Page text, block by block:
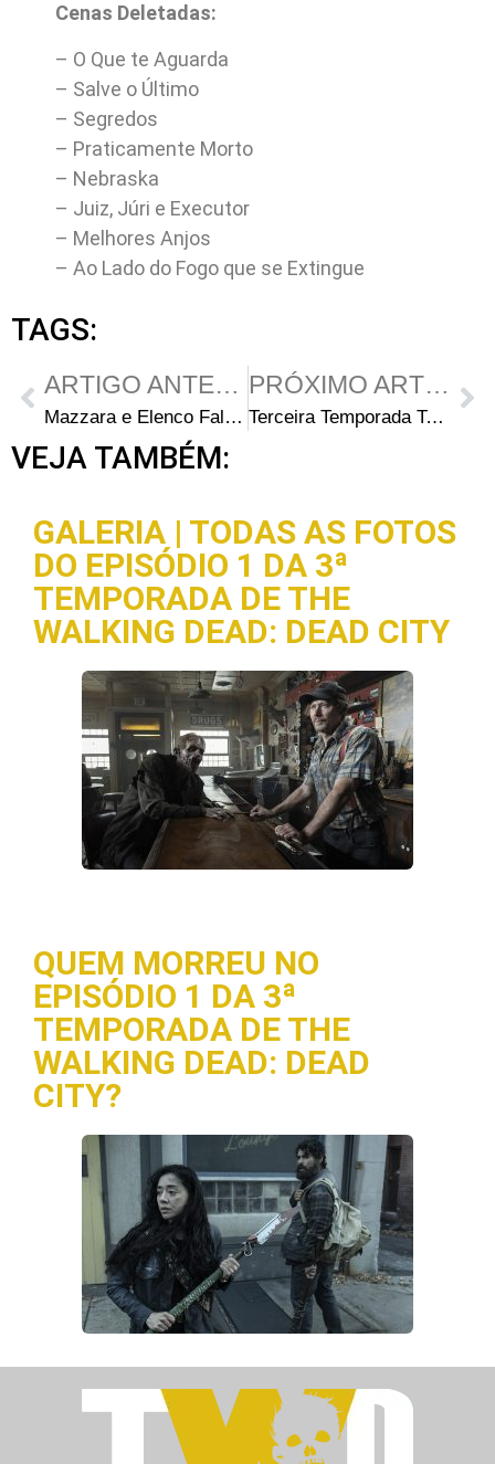
Cenas Deletadas:
– O Que te Aguarda
– Salve o Último
– Segredos
– Praticamente Morto
– Nebraska
– Juiz, Júri e Executor
– Melhores Anjos
– Ao Lado do Fogo que se Extingue
TAGS:
ARTIGO ANTERIOR
Mazzara e Elenco Falam Sobre a Nova Temporada
PRÓXIMO ARTIGO
Terceira Temporada Terá Mais Ação Para Glenn e Maggie
VEJA TAMBÉM:
GALERIA | TODAS AS FOTOS
DO EPISÓDIO 1 DA 3ª
TEMPORADA DE THE
WALKING DEAD: DEAD CITY
QUEM MORREU NO
EPISÓDIO 1 DA 3ª
TEMPORADA DE THE
WALKING DEAD: DEAD
CITY?